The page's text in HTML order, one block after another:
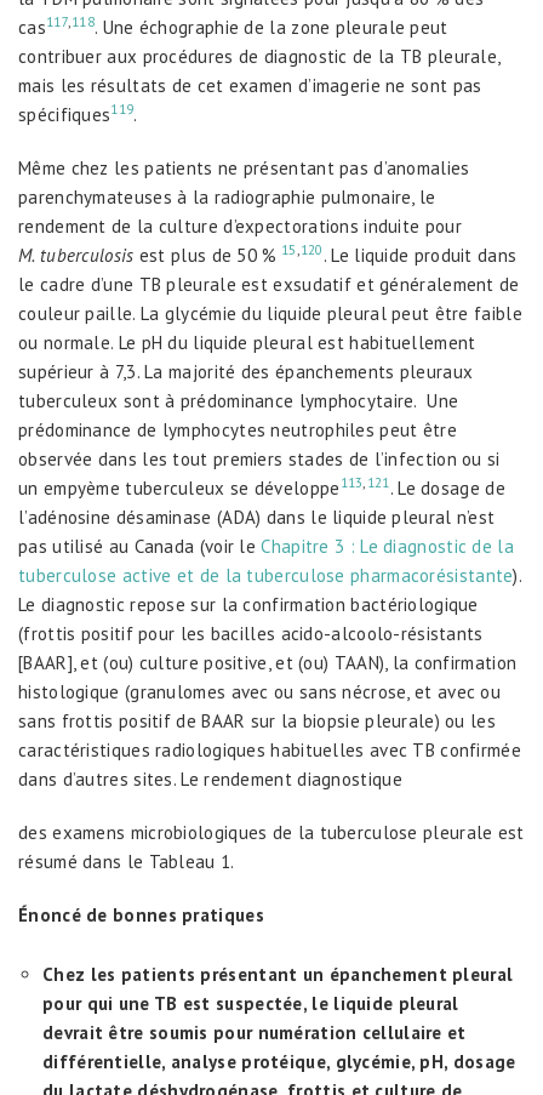
cas117,118. Une échographie de la zone pleurale peut
contribuer aux procédures de diagnostic de la TB pleurale,
mais les résultats de cet examen d’imagerie ne sont pas
spécifiques119.
Même chez les patients ne présentant pas d’anomalies
parenchymateuses à la radiographie pulmonaire, le
rendement de la culture d’expectorations induite pour
M. tuberculosis est plus de 50 % 15,120 . Le liquide produit dans
le cadre d’une TB pleurale est exsudatif et généralement de
couleur paille. La glycémie du liquide pleural peut être faible
ou normale. Le pH du liquide pleural est habituellement
supérieur à 7,3. La majorité des épanchements pleuraux
tuberculeux sont à prédominance lymphocytaire. Une
prédominance de lymphocytes neutrophiles peut être
observée dans les tout premiers stades de l’infection ou si
un empyème tuberculeux se développe 113, 121. Le dosage de
l’adénosine désaminase (ADA) dans le liquide pleural n’est
pas utilisé au Canada (voir leChapitre 3 : Le diagnostic de la
tuberculose active et de la tuberculose pharmacorésistante).
Le diagnostic repose sur la confirmation bactériologique
(frottis positif pour les bacilles acido-alcoolo-résistants
[BAAR], et (ou) culture positive, et (ou) TAAN), la confirmation
histologique (granulomes avec ou sans nécrose, et avec ou
sans frottis positif de BAAR sur la biopsie pleurale) ou les
caractéristiques radiologiques habituelles avec TB confirmée
dans d’autres sites. Le rendement diagnostique
des examens microbiologiques de la tuberculose pleurale est
résumé dans le Tableau 1.
Énoncé de bonnes pratiques
Chez les patients présentant un épanchement pleural
pour qui une TB est suspectée, le liquide pleural
devrait être soumis pour numération cellulaire et
différentielle, analyse protéique, glycémie, pH, dosage